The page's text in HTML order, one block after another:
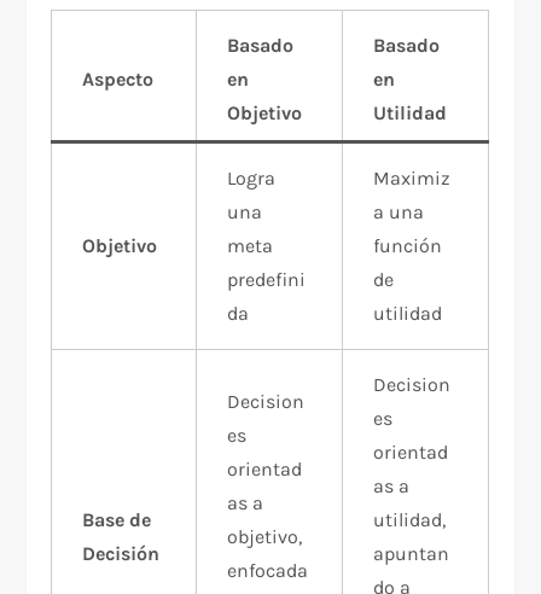
Aspecto
Basado
en
Objetivo
Basado
en
Utilidad
Objetivo
Logra
una
meta
predefini
da
Maximiz
a una
función
de
utilidad
Base de
Decisión
Decision
es
orientad
as a
objetivo,
enfocada
Decision
es
orientad
as a
utilidad,
apuntan
do a